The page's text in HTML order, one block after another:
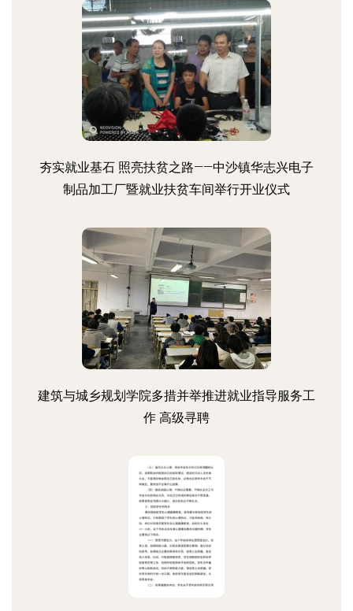
夯实就业基石 照亮扶贫之路——中沙镇华志兴电子
制品加工厂暨就业扶贫车间举行开业仪式
建筑与城乡规划学院多措并举推进就业指导服务工
作 高级寻聘